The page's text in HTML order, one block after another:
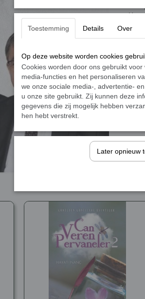
Her
Toestemming Details Over
Op deze website worden cookies
Cookies worden door ons gebruikt
media-functies en het personaliseren
we onze sociale media-, advertentie-
u onze site gebruikt. Zij kunnen deze
gegevens die zij mogelijk hebben
hen hebt verstrekt.
Later opnieuw